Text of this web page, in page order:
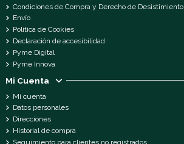
Condiciones de Compra y Derecho de Desistimiento
Envío
Política de Cookies
Declaración de accesibilidad
Pyme Digital
Pyme Innova
Mi Cuenta
Mi cuenta
Datos personales
Direcciones
Historial de compra
Seguimiento para clientes no registrados